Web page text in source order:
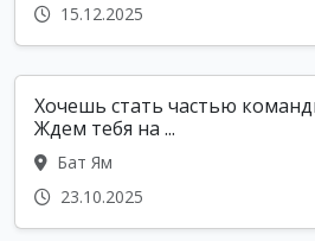
15.12.2025
Хочешь стать частью
Ждем тебя на ...
Бат Ям
23.10.2025